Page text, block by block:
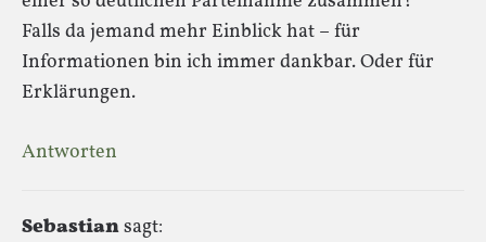
Falls da jemand mehr Einblick hat – für
Informationen bin ich immer dankbar. Oder für
Erklärungen.
Antworten
Sebastiansagt: